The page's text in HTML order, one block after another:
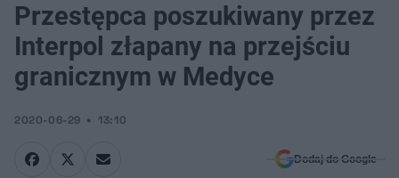
w Medyce
Przestępca poszukiwany przez
Interpol złapany na przejściu
granicznym w Medyce
2020-06-29 13:10
Dodaj do Google